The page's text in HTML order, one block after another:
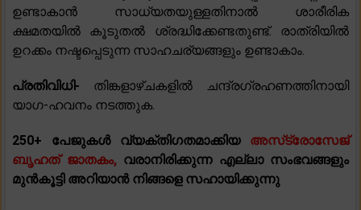
ഉണ്ടാകാൻ സാധ്യതയുള്ളതിനാൽ ശാരീരിക
ക്ഷമതയിൽ കൂടുതൽ ശ്രദ്ധിക്കേണ്ടതുണ്ട്. രാത്രിയിൽ
ഉറക്കം നഷ്ടപ്പെടുന്ന സാഹചര്യങ്ങളും ഉണ്ടാകാം.
പ്രതിവിധി- തിങ്കളാഴ്ചകളിൽ ചന്ദ്രഗ്രഹണത്തിനായി
യാഗ-ഹവനം നടത്തുക.
250+ പേജുകൾ വ്യക്തിഗതമാക്കിയ അസ്‌ട്രോസേജ്
ബൃഹത് ജാതകം, വരാനിരിക്കുന്ന എല്ലാ സംഭവങ്ങളും
മുൻകൂട്ടി അറിയാൻ നിങ്ങളെ സഹായിക്കുന്നു